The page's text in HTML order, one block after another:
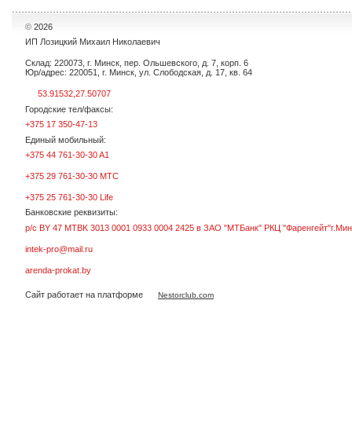
© 2026
ИП Лозицкий Михаил Николаевич
Склад: 220073, г. Минск, пер. Ольшевского, д. 7, корп. 6
Юр/адрес: 220051, г. Минск, ул. Слободская, д. 17, кв. 64
53.91532,27.50707
Городские тел/факсы:
+375 17 350-47-13
Единый мобильный:
+375 44 761-30-30 A1
+375 29 761-30-30 МТС
+375 25 761-30-30 Life
Банковские реквизиты:
р/с BY 47 MTBK 3013 0001 0933 0004 2425 в ЗАО "МТБанк" РКЦ
intek-pro@mail.ru
arenda-prokat.by
Сайт работает на платформе Nestorclub.com